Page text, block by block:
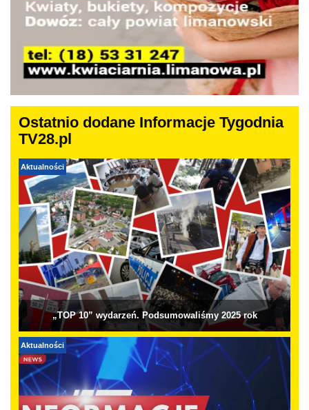
Ostatnio dodane Informacje Tygodnia
TV28.pl
Aktualności
„TOP 10” wydarzeń. Podsumowaliśmy 2025 rok
Aktualności